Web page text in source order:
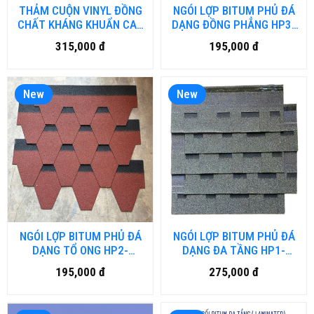
THẢM CUỘN VINYL ĐỒNG
CHẤT KHÁNG KHUẨN CAO
CẤP MA-HMAO.HM-DN
315,000 đ
NGÓI LỢP BITUM PHỦ ĐÁ
DẠNG ĐỒNG PHẲNG HP3-
BTUM.BD-DN
195,000 đ
New
NGÓI LỢP BITUM PHỦ ĐÁ
DẠNG TỔ ONG HP2-
BTUM.BD-DN
195,000 đ
New
NGÓI LỢP BITUM PHỦ ĐÁ
DẠNG ĐA TẦNG HP1-
BTUM.BD-DN
275,000 đ